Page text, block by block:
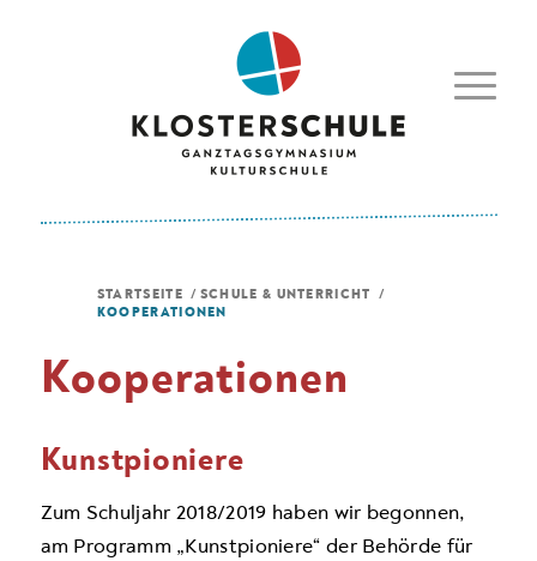
STARTSEITE / SCHULE & UNTERRICHT
/
KOOPERATIONEN
Kooperationen
Kunstpioniere
Zum Schuljahr 2018/2019 haben wir begonnen,
am Programm „Kunstpioniere“ der Behörde für